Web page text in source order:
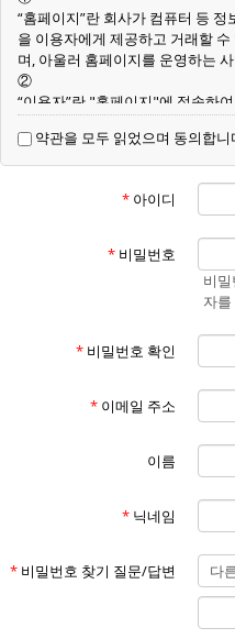
“홈페이지”란 회사가 컴퓨터 등
을 이용자에게 제공하고 거래할
며, 아울러 홈페이지를 운영하는
②
“이용자”란 "홈페이지"에 접속하
는 서비스를 받는 회원 및 비회원
③
“회원”이라 함은 "홈페이지"에 개
서, "홈페이지"의 정보를 지속적
서비스를 계속적으로 이용할 수 있
“비회원”이라 함은 회원에 가입
를 이용하는 자를 말합니다.
“게시물”이라 함은 회원이 홈페이
한 부호,문자,음성,음향,화상,동영
각종 파일과 링크 등을 의미합니다.
본 약관은 "홈페이지"의 서비스
홈페이지는 불가피한 여건이나 사
며 변경할 경우, 적용일자 및 개정
이지"의 초기화면에 7일 이전부터
소로(회원이 "홈페이지"에 제출한
통지해야 합니다.
"홈페이지"가 전항에 따라 개정약
약관을 모두 읽었으며 동의합니
* 아이디
* 비밀번호
비
자
* 비밀번호 확인
* 이메일 주소
이름
* 닉네임
* 비밀번호 찾기 질문/답변